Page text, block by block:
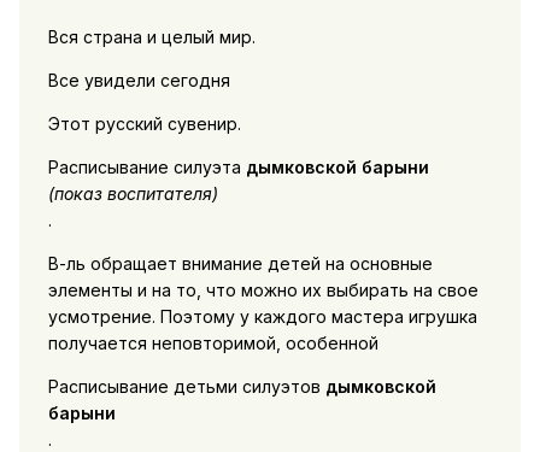
Вся страна и целый мир.
Все увидели сегодня
Этот русский сувенир.
Расписывание силуэта дымковской барыни
(показ воспитателя)
.
В-ль обращает внимание детей на основные
элементы и на то, что можно их выбирать на свое
усмотрение. Поэтому у каждого мастера игрушка
получается неповторимой, особенной
Расписывание детьми силуэтов дымковской
барыни
.